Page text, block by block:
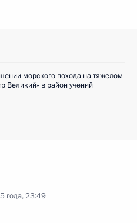
морского похода на тяжелом
Великий» в район учений
года, 23:49